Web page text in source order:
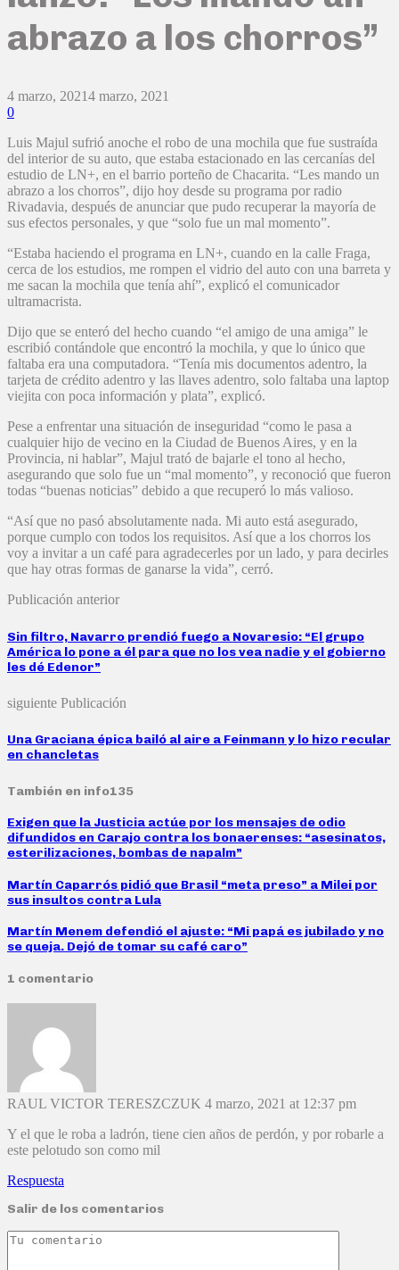
abrazo a los chorros”
4 marzo, 20214 marzo, 2021
0
Luis Majul sufrió anoche el robo de una mochila que fue sustraída
del interior de su auto, que estaba estacionado en las cercanías del
estudio de LN+, en el barrio porteño de Chacarita. “Les mando un
abrazo a los chorros”, dijo hoy desde su programa por radio
Rivadavia, después de anunciar que pudo recuperar la mayoría de
sus efectos personales, y que “solo fue un mal momento”.
“Estaba haciendo el programa en LN+, cuando en la calle Fraga,
cerca de los estudios, me rompen el vidrio del auto con una barreta y
me sacan la mochila que tenía ahí”, explicó el comunicador
ultramacrista.
Dijo que se enteró del hecho cuando “el amigo de una amiga” le
escribió contándole que encontró la mochila, y que lo único que
faltaba era una computadora. “Tenía mis documentos adentro, la
tarjeta de crédito adentro y las llaves adentro, solo faltaba una laptop
viejita con poca información y plata”, explicó.
Pese a enfrentar una situación de inseguridad “como le pasa a
cualquier hijo de vecino en la Ciudad de Buenos Aires, y en la
Provincia, ni hablar”, Majul trató de bajarle el tono al hecho,
asegurando que solo fue un “mal momento”, y reconoció que fueron
todas “buenas noticias” debido a que recuperó lo más valioso.
“Así que no pasó absolutamente nada. Mi auto está asegurado,
porque cumplo con todos los requisitos. Así que a los chorros los
voy a invitar a un café para agradecerles por un lado, y para decirles
que hay otras formas de ganarse la vida”, cerró.
Publicación anterior
Sin filtro, Navarro prendió fuego a Novaresio: “El grupo
América lo pone a él para que no los vea nadie y el gobierno
les dé Edenor”
siguiente Publicación
Una Graciana épica bailó al aire a Feinmann y lo hizo recular
en chancletas
También en info135
Exigen que la Justicia actúe por los mensajes de odio
difundidos en Carajo contra los bonaerenses: “asesinatos,
esterilizaciones, bombas de napalm”
Martín Caparrós pidió que Brasil “meta preso” a Milei por
sus insultos contra Lula
Martín Menem defendió el ajuste: “Mi papá es jubilado y no
se queja. Dejó de tomar su café caro”
1 comentario
RAUL VICTOR TERESZCZUK 4 marzo, 2021 at 12:37 pm
Y el que le roba a ladrón, tiene cien años de perdón, y por robarle a
este pelotudo son como mil
Respuesta
Salir de los comentarios